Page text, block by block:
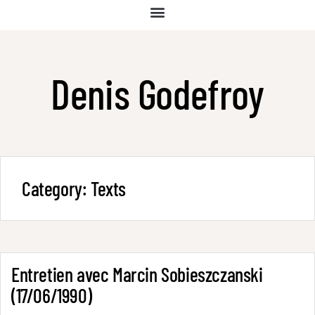
Denis Godefroy
Category: Texts
Entretien avec Marcin Sobieszczanski
(17/06/1990)